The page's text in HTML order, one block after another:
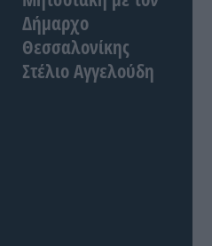
Δήμαρχο
Θεσσαλονίκης
Στέλιο Αγγελούδη